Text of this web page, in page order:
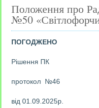
Положення про
№50
ПОГОДЖЕНО
Рішення ПК
протокол №46
від